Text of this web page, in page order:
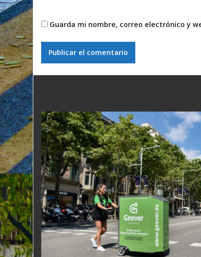
Guarda mi nombre, correo electrónico y